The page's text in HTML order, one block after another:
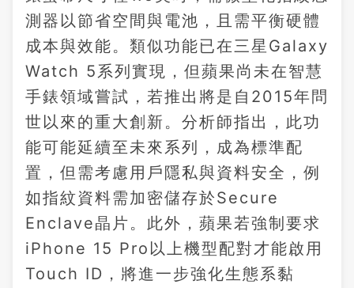
測器以節省空間與電池，且需平衡硬體
成本與效能。類似功能已在三星Galaxy
Watch 5系列實現，但蘋果尚未在智慧
手錶領域嘗試，若推出將是自2015年問
世以來的重大創新。分析師指出，此功
能可能延續至未來系列，成為標準配
置，但需考慮用戶隱私與資料安全，例
如指紋資料需加密儲存於Secure
Enclave晶片。此外，蘋果若強制要求
iPhone 15 Pro以上機型配對才能啟用
Touch ID，將進一步強化生態系黏